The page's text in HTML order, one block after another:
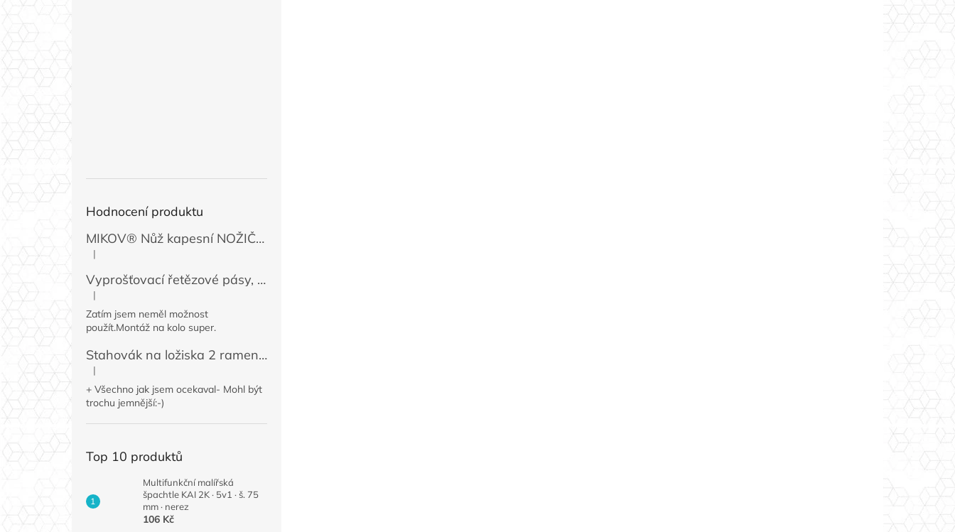
Hodnocení produktu
MIKOV® Nůž kapesní NOŽIČKA 131-NZn-1 zavírací, 74 mm
Hodnocení produktu je 5 z 5 hvězdiček.
|
Vyprošťovací řetězové pásy, 2 ks
Hodnocení produktu je 5 z 5 hvězdiček.
|
Zatím jsem neměl možnost
použít.Montáž na kolo super.
Stahovák na ložiska 2 ramenný MINI 50 / 60 mm
Hodnocení produktu je 4 z 5 hvězdiček.
|
+ Všechno jak jsem ocekaval- Mohl být
trochu jemnější:-)
Top 10 produktů
Multifunkční malířská
špachtle KAI 2K · 5v1 · š. 75
mm · nerez
106 Kč